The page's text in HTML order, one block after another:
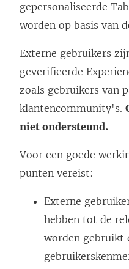
gepersonaliseerde
worden op basis van
Externe gebruikers
geverifieerde
zoals gebruikers van
klantencommunity's.
niet ondersteund.
Voor een goede
punten vereist:
Externe
hebben tot de
worden gebruikt